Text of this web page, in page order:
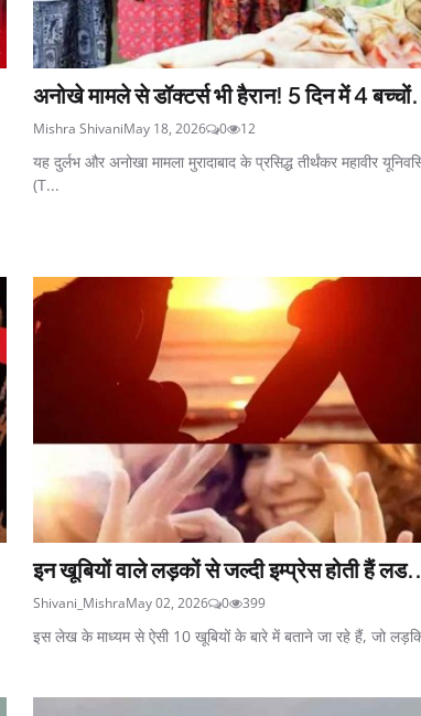
अनोखे मामले से डॉक्टर्स भी हैरान! 5 दिन में 4
Mishra ShivaniMay 18, 2026 0 12
यह दुर्लभ और अनोखा मामला मुरादाबाद के प्रसिद्ध तीर्थंकर महावीर
(T...
इन खूबियों वाले लड़कों से जल्दी इम्प्रेस होती हैं
Shivani_MishraMay 02, 2026 0 399
इस लेख के माध्यम से ऐसी 10 खूबियों के बारे में बताने जा रहे हैं, जो